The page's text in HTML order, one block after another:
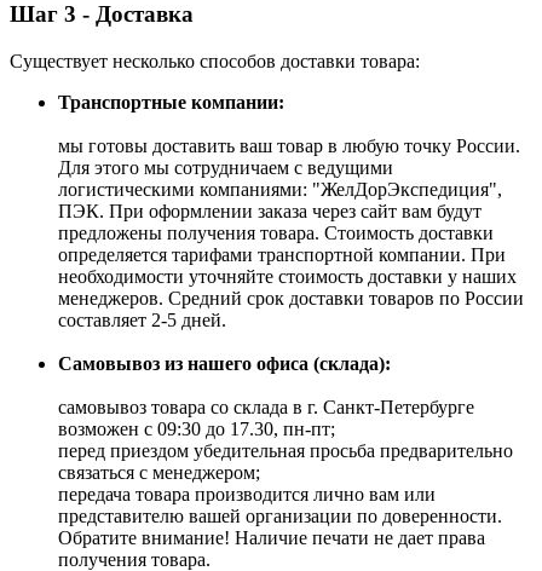
Шаг 3 - Доставка
Существует несколько способов доставки товара:
Транспортные компании:
мы готовы доставить ваш товар в любую точку России.
Для этого мы сотрудничаем с ведущими
логистическими компаниями: "ЖелДорЭкспедиция",
ПЭК. При оформлении заказа через сайт вам будут
предложены получения товара. Стоимость доставки
определяется тарифами транспортной компании. При
необходимости уточняйте стоимость доставки у наших
менеджеров. Средний срок доставки товаров по России
составляет 2-5 дней.
Самовывоз из нашего офиса (склада):
самовывоз товара со склада в г. Санкт-Петербурге
возможен с 09:30 до 17.30, пн-пт;
перед приездом убедительная просьба предварительно
связаться с менеджером;
передача товара производится лично вам или
представителю вашей организации по доверенности.
Обратите внимание! Наличие печати не дает права
получения товара.